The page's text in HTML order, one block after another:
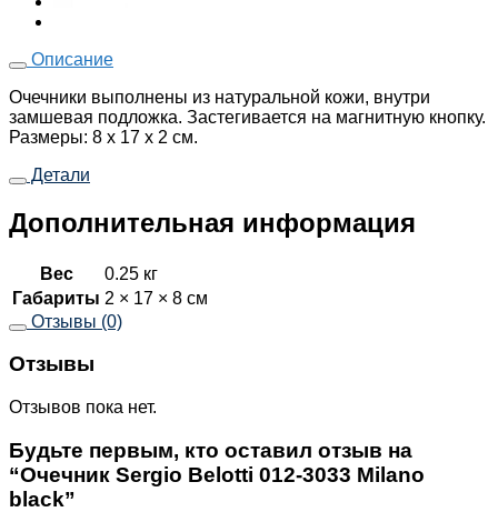
Описание
Очечники выполнены из натуральной кожи, внутри
замшевая подложка. Застегивается на магнитную кнопку.
Размеры: 8 х 17 х 2 см.
Детали
Дополнительная информация
Вес
0.25 кг
Габариты 2 × 17 × 8 см
Отзывы (0)
Отзывы
Отзывов пока нет.
Будьте первым, кто оставил отзыв на
“Очечник Sergio Belotti 012-3033 Milano
black”